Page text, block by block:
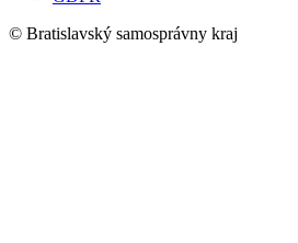
© Bratislavský samosprávny kraj